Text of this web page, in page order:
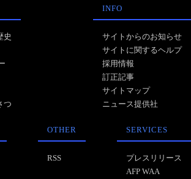
史
つ
INFO
サイトからのお知らせ
サイトに関するヘルプ
採用情報
訂正記事
サイトマップ
ニュース提供社
OTHER
RSS
SERVICES
プレスリリース
AFP WAA